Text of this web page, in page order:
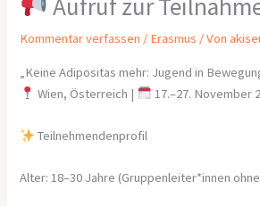
Aufruf zur
Kommentar verfassen / Erasmus / Von
„Keine Adipositas mehr: Jugend in
Wien, Österreich |
17.–27. November
Teilnehmendenprofil
Alter: 18–30 Jahre (Gruppenleiter*innen